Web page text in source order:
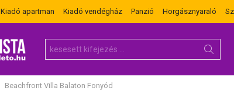
Kiadó apartman Kiadó vendégház Panzió Horgásznyaraló
for:
Beachfront Villa Balaton Fonyód